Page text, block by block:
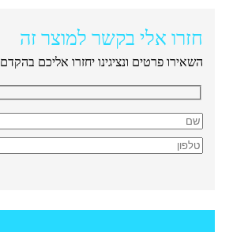
חזרו אלי בקשר למוצר זה
השאירו פרטים ונציגינו יחזרו אליכם בהקדם